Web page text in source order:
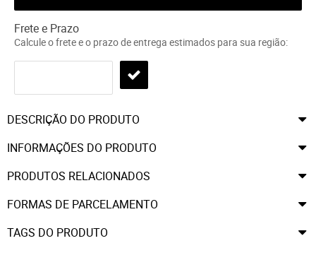
Frete e Prazo
Calcule o frete e o prazo de entrega estimados para sua região:
DESCRIÇÃO DO PRODUTO
INFORMAÇÕES DO PRODUTO
PRODUTOS RELACIONADOS
FORMAS DE PARCELAMENTO
TAGS DO PRODUTO